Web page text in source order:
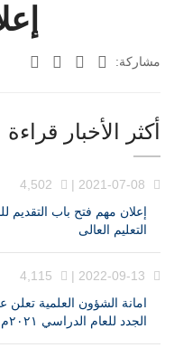
مشاركة:
أكثر الأخبار قراءة
إعلان مهم فتح باب التقديم
التعليم العالى
امانة الشؤون العلمية تعلن
الجدد للعام الدراسي ٢٠٢١م - ٢٠٢٢م